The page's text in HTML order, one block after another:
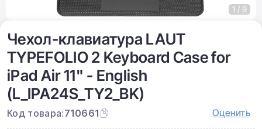
Чехол-клавиатура LAUT
TYPEFOLIO 2 Keyboard Case for
iPad Air 11" - English
(L_IPA24S_TY2_BK)
Код товара:710661 Оценить
1 / 9